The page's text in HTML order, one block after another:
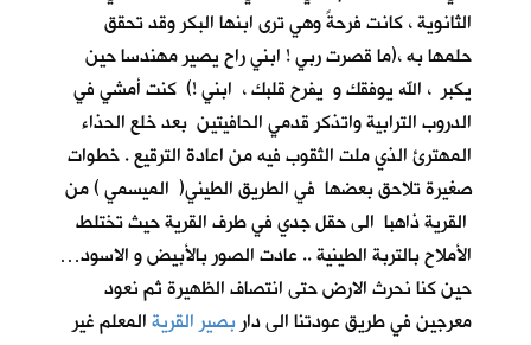
الثانوية ، كانت فرحةً وهي ترى ابنها البكر وقد تحقق
حلمها به ،(ما قصرت ربي ! ابني راح يصير مهندسا حين
يكبر ، الله يوفقك و يفرح قلبك ، ابني !) كنت أمشي في
الدروب الترابية واتذكر قدمي الحافيتين بعد خلع الحذاء
المهترئ الذي ملت الثقوب فيه من اعادة الترقيع . خطوات
صغيرة تلاحق بعضها في الطريق الطيني( الميسمي ) من
القرية ذاهبا الى حقل جدي في طرف القرية حيث تختلط
الأملاح بالتربة الطينية .. عادت الصور بالأبيض و الاسود…
حين كنا نحرث الارض حتى انتصاف الظهيرة ثم نعود
معرجين في طريق عودتنا الى داربصير القريةالمعلم غير